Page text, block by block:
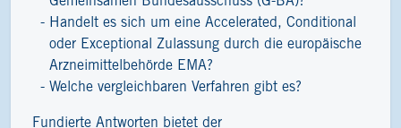
Handelt es sich um eine Accelerated, Conditional
oder Exceptional Zulassung durch die europäische
Arzneimittelbehörde EMA?
Welche vergleichbaren Verfahren gibt es?
Fundierte Antworten bietet der